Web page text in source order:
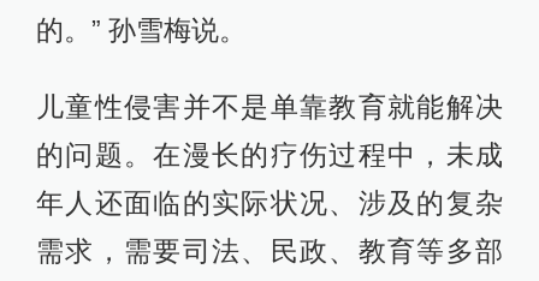
的。” 孙雪梅说。
儿童性侵害并不是单靠教育就能解决
的问题。在漫长的疗伤过程中，未成
年人还面临的实际状况、涉及的复杂
需求，需要司法、民政、教育等多部